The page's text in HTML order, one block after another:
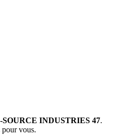
SOURCE INDUSTRIES 47.
pour vous.